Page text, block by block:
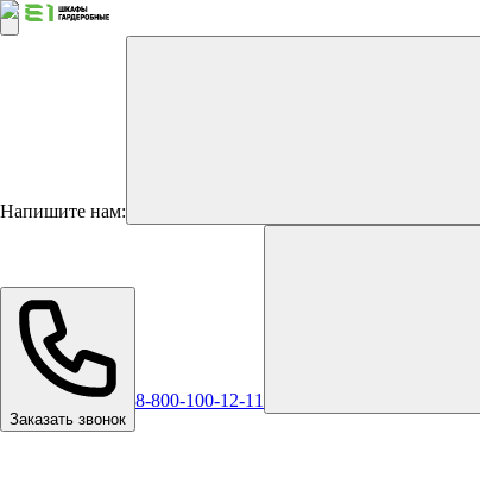
Напишите нам:
Заказать звонок
8-800-100-12-11